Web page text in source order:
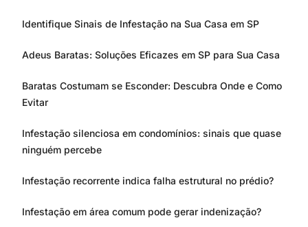
Identifique Sinais de Infestação na Sua Casa em SP
Adeus Baratas: Soluções Eficazes em SP para Sua Casa
Baratas Costumam se Esconder: Descubra Onde e Como
Evitar
Infestação silenciosa em condomínios: sinais que quase
ninguém percebe
Infestação recorrente indica falha estrutural no prédio?
Infestação em área comum pode gerar indenização?